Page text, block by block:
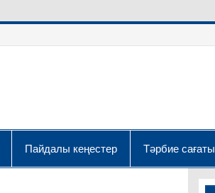
Пайдалы кеңестер Тәрбие сағаты